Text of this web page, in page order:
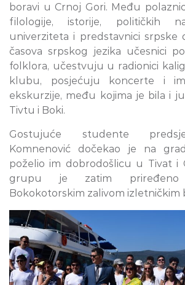
boravi u Crnoj Gori. Među
filologije, istorije, političkih
univerziteta i predstavnici srpske
časova srpskog jezika učesnici
folklora, učestvuju u radionici
klubu, posjećuju koncerte i
ekskurzije, među kojima je bila i
Tivtu i Boki.
Gostujuće studente
Komnenović dočekao je na
poželio im dobrodošlicu u Tivat i
grupu je zatim
Bokokotorskim zalivom izletničkim